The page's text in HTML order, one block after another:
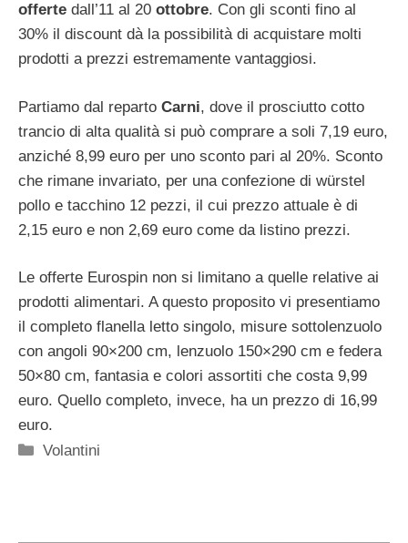
offerte dall’11 al 20 ottobre. Con gli sconti fino al
30% il discount dà la possibilità di acquistare molti
prodotti a prezzi estremamente vantaggiosi.
Partiamo dal reparto Carni, dove il prosciutto cotto
trancio di alta qualità si può comprare a soli 7,19 euro,
anziché 8,99 euro per uno sconto pari al 20%. Sconto
che rimane invariato, per una confezione di würstel
pollo e tacchino 12 pezzi, il cui prezzo attuale è di
2,15 euro e non 2,69 euro come da listino prezzi.
Le offerte Eurospin non si limitano a quelle relative ai
prodotti alimentari. A questo proposito vi presentiamo
il completo flanella letto singolo, misure sottolenzuolo
con angoli 90×200 cm, lenzuolo 150×290 cm e federa
50×80 cm, fantasia e colori assortiti che costa 9,99
euro. Quello completo, invece, ha un prezzo di 16,99
euro.
Categorie
Volantini